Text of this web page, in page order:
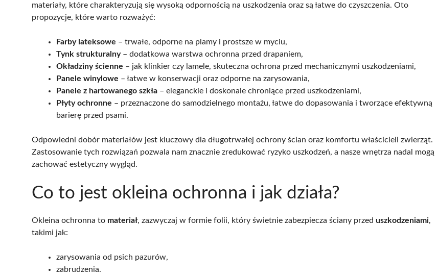
materiały, które charakteryzują się wysoką odpornością na uszkodzenia oraz są łatwe do czyszczenia. Oto
propozycje, które warto rozważyć:
Farby lateksowe – trwałe, odporne na plamy i prostsze w myciu,
Tynk strukturalny– dodatkowa warstwa ochronna przed drapaniem,
Okładziny ścienne – jak klinkier czy lamele, skuteczna ochrona przed mechanicznymi uszkodzeniami,
Panele winylowe – łatwe w konserwacji oraz odporne na zarysowania,
Panele z hartowanego szkła – eleganckie i doskonale chroniące przed uszkodzeniami,
Płyty ochronne – przeznaczone do samodzielnego montażu, łatwe do dopasowania i tworzące efektywną
barierę przed psami.
Odpowiedni dobór materiałów jest kluczowy dla długotrwałej ochrony ścian oraz komfortu właścicieli zwierząt.
Zastosowanie tych rozwiązań pozwala nam znacznie zredukować ryzyko uszkodzeń, a nasze wnętrza nadal mogą
zachować estetyczny wygląd.
Co to jest okleina ochronna i jak działa?
Okleina ochronna to materiał, zazwyczaj w formie folii, który świetnie zabezpiecza ściany przed uszkodzeniami,
takimi jak:
zarysowania od psich pazurów,
zabrudzenia.